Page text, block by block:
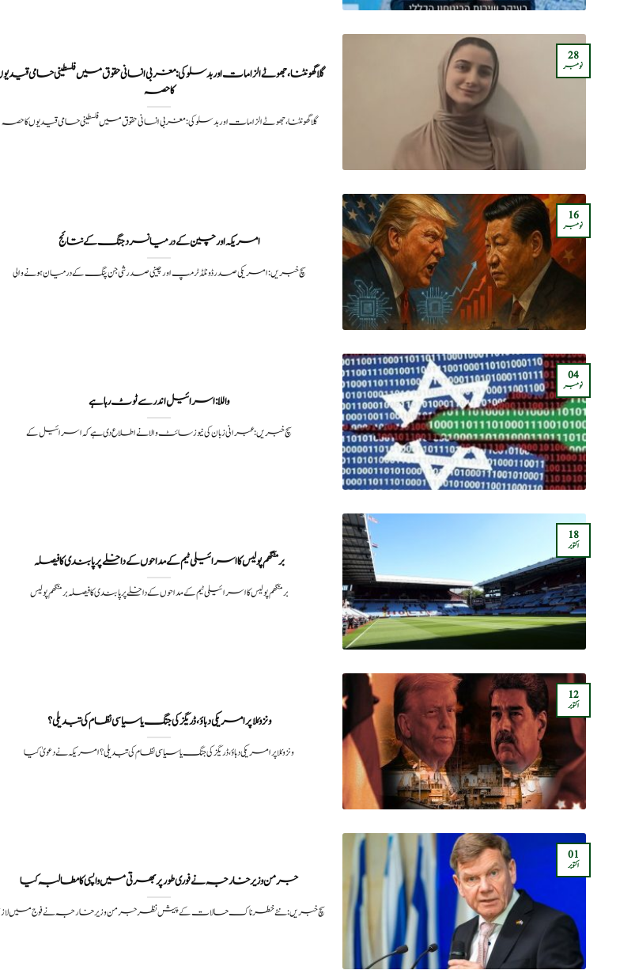
گلا گھونٹنا، جھوٹے الزامات اور بدسلوکی: مغربی انسانی حقوق میں فلسطینی حامی
کا حصہ
گلا گھونٹنا، جھوٹے الزامات اور بدسلوکی: مغربی انسانی حقوق میں فلسطینی حامی قیدیوں کا حصہ
28
نومبر
امریکہ اور چین کے درمیانسرد جنگ کے نتائج
سچ خبریں: امریکی صدر ڈونلڈ ٹرمپ اور چینی صدر شی جن پنگ کے درمیان ہونے والی
16
نومبر
واللا: اسرائیل اندر سے ٹوٹ رہا ہے
سچ خبریں: عبرانی زبان کی نیوز سائٹ والا نے اطلاع دی ہے کہ اسرائیل کے
04
نومبر
برمنگھم پولیس کا اسرائیلی ٹیم کے مداحوں کے داخلے پر پابندی کا فیصلہ
برمنگھم پولیس کا اسرائیلی ٹیم کے مداحوں کے داخلے پر پابندی کا فیصلہ برمنگھم پولیس
18
اکتوبر
ونزوئلا پر امریکی دباؤ، ڈریگز کی جنگ یا سیاسی نظام کی تبدیلی؟
ونزوئلا پر امریکی دباؤ،ڈریگز کی جنگ یا سیاسی نظام کی تبدیلی؟ امریکہ نے دعویٰ کیا
12
اکتوبر
جرمن وزیر خارجہ نے فوری طور پر بھرتی میں واپسی کا مطالبہ کیا
سچ خبریں: نئے خطرناک حالات کے پیش نظر جرمن وزیر خارجہ نے فوج میں
01
اکتوبر